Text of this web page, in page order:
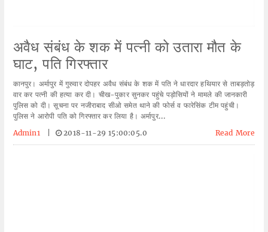
अवैध संबंध के शक में पत्नी को उतारा मौत के
घाट, पति गिरफ्तार
कानपुर। अर्मापुर में गुरुवार दोपहर अवैध संबंध के शक में पति ने धारदार हथियार से ताबड़तोड़
वार कर पत्नी की हत्या कर दी। चीख-पुकार सुनकर पहुंचे पड़ोसियों ने मामले की जानकारी
पुलिस को दी। सूचना पर नजीराबाद सीओ समेत थाने की फोर्स व फारेसिंक टीम पहुंची।
पुलिस ने आरोपी पति को गिरफ्तार कर लिया है। अर्मापुर...
Admin1
2018-11-29 15:00:05.0 Read More